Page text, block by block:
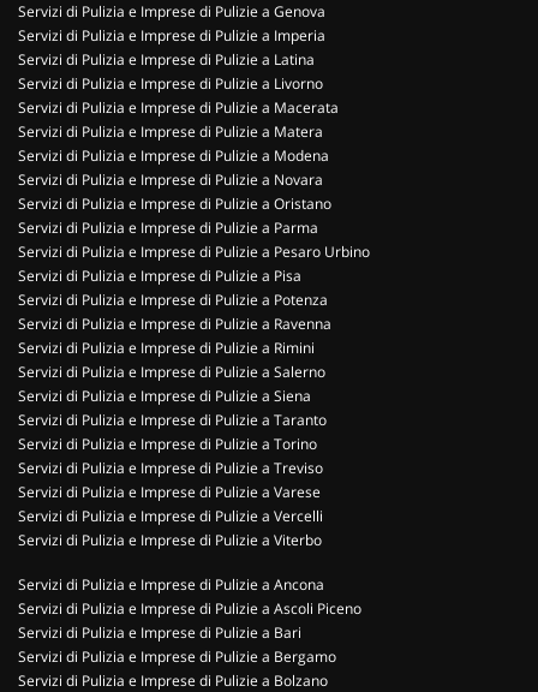
Servizi di Pulizia e Imprese di Pulizie a Genova
Servizi di Pulizia e Imprese di Pulizie a Imperia
Servizi di Pulizia e Imprese di Pulizie a Latina
Servizi di Pulizia e Imprese di Pulizie a Livorno
Servizi di Pulizia e Imprese di Pulizie a Macerata
Servizi di Pulizia e Imprese di Pulizie a Matera
Servizi di Pulizia e Imprese di Pulizie a Modena
Servizi di Pulizia e Imprese di Pulizie a Novara
Servizi di Pulizia e Imprese di Pulizie a Oristano
Servizi di Pulizia e Imprese di Pulizie a Parma
Servizi di Pulizia e Imprese di Pulizie a Pesaro Urbino
Servizi di Pulizia e Imprese di Pulizie a Pisa
Servizi di Pulizia e Imprese di Pulizie a Potenza
Servizi di Pulizia e Imprese di Pulizie a Ravenna
Servizi di Pulizia e Imprese di Pulizie a Rimini
Servizi di Pulizia e Imprese di Pulizie a Salerno
Servizi di Pulizia e Imprese di Pulizie a Siena
Servizi di Pulizia e Imprese di Pulizie a Taranto
Servizi di Pulizia e Imprese di Pulizie a Torino
Servizi di Pulizia e Imprese di Pulizie a Treviso
Servizi di Pulizia e Imprese di Pulizie a Varese
Servizi di Pulizia e Imprese di Pulizie a Vercelli
Servizi di Pulizia e Imprese di Pulizie a Viterbo
Servizi di Pulizia e Imprese di Pulizie a Ancona
Servizi di Pulizia e Imprese di Pulizie a Ascoli Piceno
Servizi di Pulizia e Imprese di Pulizie a Bari
Servizi di Pulizia e Imprese di Pulizie a Bergamo
Servizi di Pulizia e Imprese di Pulizie a Bolzano